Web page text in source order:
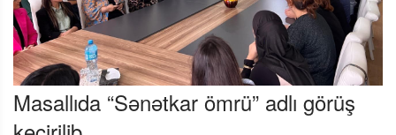
Masallıda “Sənətkar ömrü” adlı görüş
keçirilib